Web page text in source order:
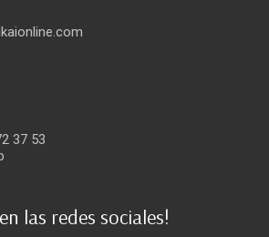
37 53
las redes sociales!